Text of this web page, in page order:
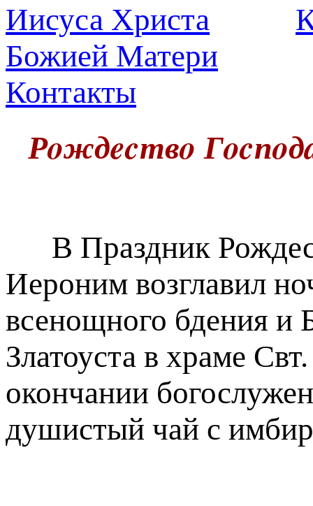
Божией Матери
Контакты
Рoждecтвo
В Праздник
Иероним возглавил
всенощного бдения
Златоуста в храме
окончании
душистый чай с